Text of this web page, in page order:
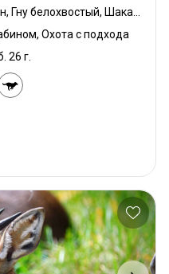
Охота с подхода
26 г.